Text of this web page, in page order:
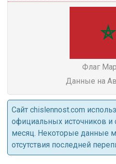
Флаг
Данные на
Cайт chislennost.com
официальных источников и
месяц. Некоторые данные
отсутствия последней